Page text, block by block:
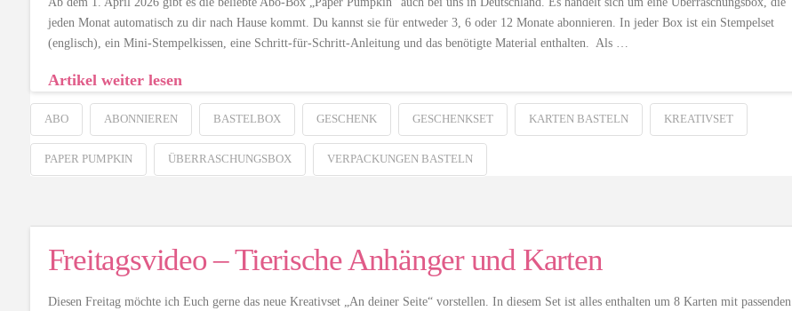
jeden Monat automatisch zu dir nach Hause kommt. Du kannst sie für entweder 3, 6 oder 12 Monate abonnieren. In jeder Box ist ein Stempelset
(englisch), ein Mini-Stempelkissen, eine Schritt-für-Schritt-Anleitung und das benötigte Material enthalten. Als …
Artikel weiter lesen
ABO ABONNIEREN BASTELBOX GESCHENK GESCHENKSET KARTEN BASTELN KREATIVSET
PAPER PUMPKIN ÜBERRASCHUNGSBOX VERPACKUNGEN BASTELN
Freitagsvideo – Tierische Anhänger und Karten
Diesen Freitag möchte ich Euch gerne das neue Kreativset „An deiner Seite“ vorstellen. In diesem Set ist alles enthalten um 8 Karten mit passenden